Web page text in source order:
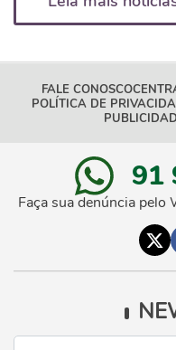
FALE CONOSCO
POLÍTICA DE
91
Faça sua denúncia pelo